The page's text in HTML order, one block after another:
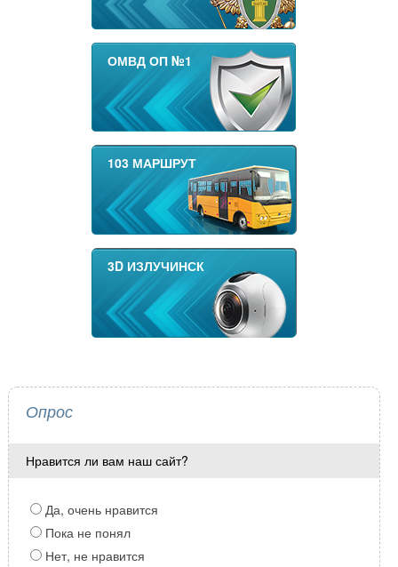
ОМВД ОП №1
103 МАРШРУТ
3D ИЗЛУЧИНСК
Опрос
Нравится ли вам наш сайт?
Да, очень нравится
Пока не понял
Нет, не нравится